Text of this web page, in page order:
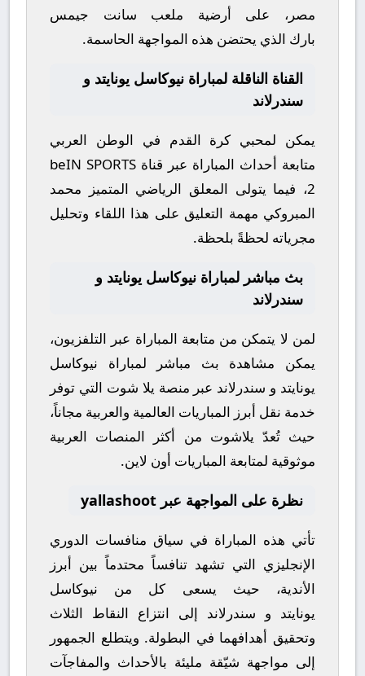
مصر، على أرضية ملعب سانت جيمس
بارك الذي يحتضن هذه المواجهة الحاسمة.
القناة الناقلة لمباراة نيوكاسل يونايتد و
سندرلاند
يمكن لمحبي كرة القدم في الوطن العربي
متابعة أحداث المباراة عبر قناة beIN SPORTS
2، فيما يتولى المعلق الرياضي المتميز محمد
المبروكي مهمة التعليق على هذا اللقاء وتحليل
مجرياته لحظةً بلحظة.
بث مباشر لمباراة نيوكاسل يونايتد و
سندرلاند
لمن لا يتمكن من متابعة المباراة عبر التلفزيون،
يمكن مشاهدة بث مباشر لمباراة نيوكاسل
يونايتد و سندرلاند عبر منصة يلا شوت التي توفر
خدمة نقل أبرز المباريات العالمية والعربية مجاناً،
حيث تُعدّ يلاشوت من أكثر المنصات العربية
موثوقية لمتابعة المباريات أون لاين.
نظرة على المواجهة عبر yallashoot
تأتي هذه المباراة في سياق منافسات الدوري
الإنجليزي التي تشهد تنافساً محتدماً بين أبرز
الأندية، حيث يسعى كل من نيوكاسل
يونايتد و سندرلاند إلى انتزاع النقاط الثلاث
وتحقيق أهدافهما في البطولة. ويتطلع الجمهور
إلى مواجهة شيّقة مليئة بالأحداث والمفاجآت